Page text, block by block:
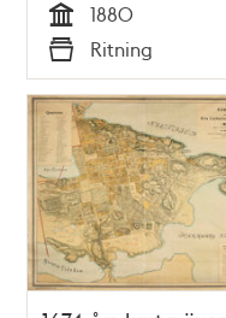
Tid
1880
Typ
Ritning